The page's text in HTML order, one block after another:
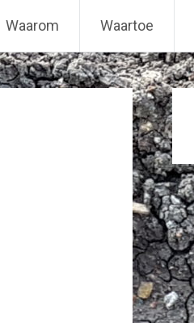
Waarom Waartoe